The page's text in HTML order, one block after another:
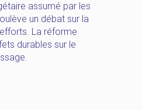
assumé par les
un débat sur la
La réforme
durables sur le